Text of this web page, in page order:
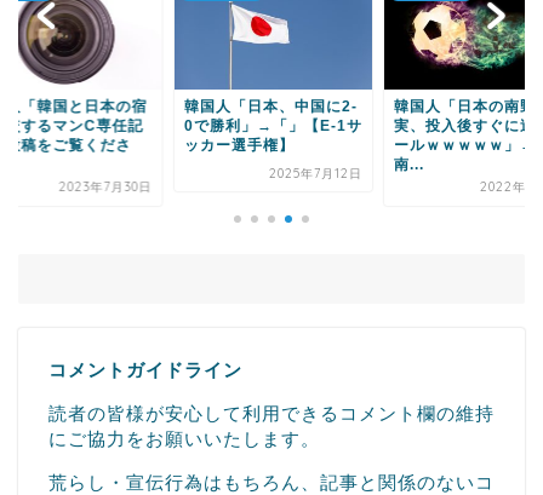
Powered by livedoor 相互RSS
人「韓国と日本の宿
較するマンC専任記
投稿をご覧くださ
2023年7月30日
韓国人「日本、中国に2-
0で勝利」→「」【E-1サ
ッカー選手権】
2025年7月12日
韓国人「日本の南野
実、投入後すぐに追
ールｗｗｗｗｗ」→
南...
2022年1
コメントガイドライン
読者の皆様が安心して利用できるコメント欄の維持
にご協力をお願いいたします。
荒らし・宣伝行為はもちろん、記事と関係のないコ